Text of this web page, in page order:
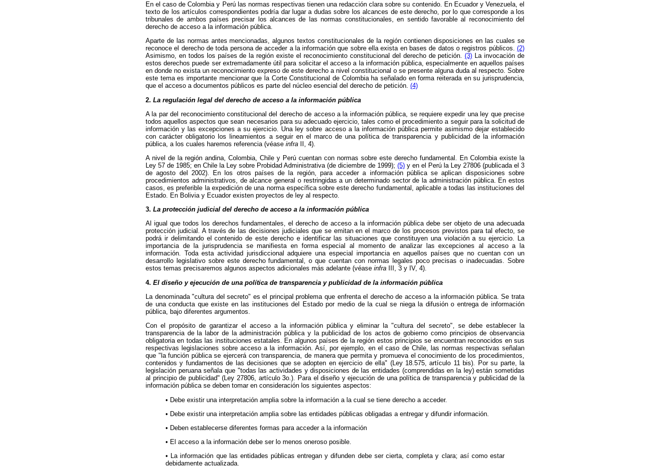
En el caso de Colombia y Perú las normas respectivas tienen una redacción clara sobre su contenido. En Ecuador y Venezuela, el
texto de los artículos correspondientes podría dar lugar a dudas sobre los alcances de este derecho, por lo que corresponde a los
tribunales de ambos países precisar los alcances de las normas constitucionales, en sentido favorable al reconocimiento del
derecho de acceso a la información pública.
Aparte de las normas antes mencionadas, algunos textos constitucionales de la región contienen disposiciones en las cuales se
reconoce el derecho de toda persona de acceder a la información que sobre ella exista en bases de datos o registros públicos. (2)
Asimismo, en todos los países de la región existe el reconocimiento constitucional del derecho de petición. (3) La invocación de
estos derechos puede ser extremadamente útil para solicitar el acceso a la información pública, especialmente en aquellos países
en donde no exista un reconocimiento expreso de este derecho a nivel constitucional o se presente alguna duda al respecto. Sobre
este tema es importante mencionar que la Corte Constitucional de Colombia ha señalado en forma reiterada en su jurisprudencia,
que el acceso a documentos públicos es parte del núcleo esencial del derecho de petición. (4)
2. La regulación legal del derecho de acceso a la información pública
A la par del reconocimiento constitucional del derecho de acceso a la información pública, se requiere expedir una ley que precise
todos aquellos aspectos que sean necesarios para su adecuado ejercicio, tales como el procedimiento a seguir para la solicitud de
información y las excepciones a su ejercicio. Una ley sobre acceso a la información pública permite asimismo dejar establecido
con carácter obligatorio los lineamientos a seguir en el marco de una política de transparencia y publicidad de la información
pública, a los cuales haremos referencia (véase infra
II, 4).
A nivel de la región andina, Colombia, Chile y Perú cuentan con normas sobre este derecho fundamental. En Colombia existe la
Ley 57 de 1985; en Chile la Ley sobre Probidad Administrativa (de diciembre de 1999); (5)y en el Perú la Ley 27806 (publicada el 3
de agosto del 2002). En los otros países de la región, para acceder a información pública se aplican disposiciones sobre
procedimientos administrativos, de alcance general o restringidas a un determinado sector de la administración pública. En estos
casos, es preferible la expedición de una norma específica sobre este derecho fundamental, aplicable a todas las instituciones del
Estado. En Bolivia y Ecuador existen proyectos de ley al respecto.
3. La protección judicial del derecho de acceso a la información pública
Al igual que todos los derechos fundamentales, el derecho de acceso a la información pública debe ser objeto de una adecuada
protección judicial. A través de las decisiones judiciales que se emitan en el marco de los procesos previstos para tal efecto, se
podrá ir delimitando el contenido de este derecho e identificar las situaciones que constituyen una violación a su ejercicio. La
importancia de la jurisprudencia se manifiesta en forma especial al momento de analizar las excepciones al acceso a la
información. Toda esta actividad jurisdiccional adquiere una especial importancia en aquellos países que no cuentan con un
desarrollo legislativo sobre este derecho fundamental, o que cuentan con normas legales poco precisas o inadecuadas. Sobre
estos temas precisaremos algunos aspectos adicionales más adelante (véase infra
III, 3 y IV, 4).
4. El diseño y ejecución de una política de transparencia y publicidad de la información pública
La denominada "cultura del secreto" es el principal problema que enfrenta el derecho de acceso a la información pública. Se trata
de una conducta que existe en las instituciones del Estado por medio de la cual se niega la difusión o entrega de información
pública, bajo diferentes argumentos.
Con el propósito de garantizar el acceso a la información pública y eliminar la "cultura del secreto", se debe establecer la
transparencia de la labor de la administración pública y la publicidad de los actos de gobierno como principios de observancia
obligatoria en todas las instituciones estatales. En algunos países de la región estos principios se encuentran reconocidos en sus
respectivas legislaciones sobre acceso a la información. Así, por ejemplo, en el caso de Chile, las normas respectivas señalan
que "la función pública se ejercerá con transparencia, de manera que permita y promueva el conocimiento de los procedimientos,
contenidos y fundamentos de las decisiones que se adopten en ejercicio de ella" (Ley 18.575, artículo 11 bis). Por su parte, la
legislación peruana señala que "todas las actividades y disposiciones de las entidades (comprendidas en la ley) están sometidas
al principio de publicidad" (Ley 27806, artículo 3o.). Para el diseño y ejecución de una política de transparencia y publicidad de la
información pública se deben tomar en consideración los siguientes aspectos:
• Debe existir una interpretación amplia sobre la información a la cual se tiene derecho a acceder.
• Debe existir una interpretación amplia sobre las entidades públicas obligadas a entregar y difundir información.
• Deben establecerse diferentes formas para acceder a la información
• El acceso a la información debe ser lo menos oneroso posible.
• La información que las entidades públicas entregan y difunden debe ser cierta, completa y clara; así como estar
debidamente actualizada.